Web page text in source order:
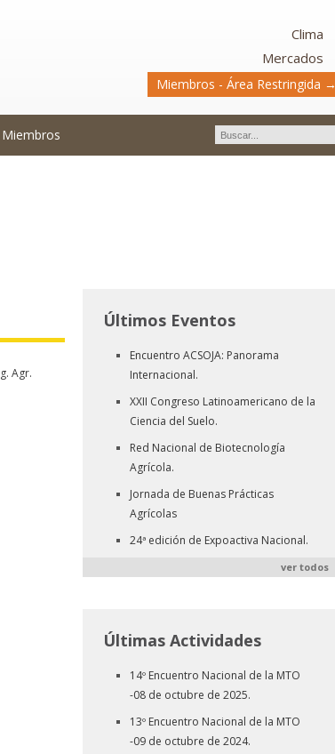
Clima
Mercados
Miembros - Área Restringida →
Miembros
Agr.
Últimos Eventos
Encuentro ACSOJA: Panorama
Internacional.
XXII Congreso Latinoamericano de la
Ciencia del Suelo.
Red Nacional de Biotecnología
Agrícola.
Jornada de Buenas Prácticas
Agrícolas
24ª edición de Expoactiva Nacional.
ver todos
Últimas Actividades
14º Encuentro Nacional de la MTO
-08 de octubre de 2025.
13º Encuentro Nacional de la MTO
-09 de octubre de 2024.